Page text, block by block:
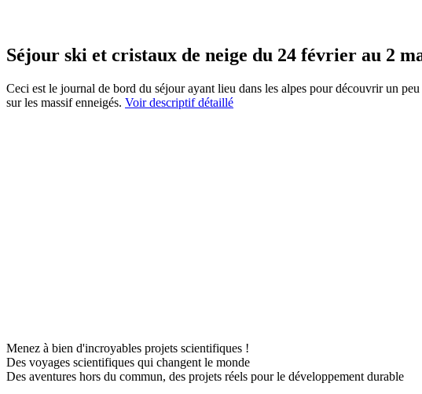
Séjour ski et cristaux de neige du 24 février au 2
Ceci est le journal de bord du séjour ayant lieu dans les alpes pour découvrir un
sur les massif enneigés. Voir descriptif détaillé
Menez à bien d'incroyables projets scientifiques !
Des voyages scientifiques qui changent le monde
Des aventures hors du commun, des projets réels pour le développement durable